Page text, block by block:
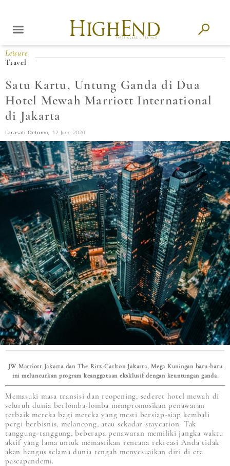
Leisure
Travel
Satu Kartu, Untung Ganda di Dua
Hotel Mewah Marriott International
di Jakarta
Larasati Oetomo, 12 June 2020
JW Marriott Jakarta dan The Ritz-Carlton Jakarta, Mega Kuningan baru-baru
ini meluncurkan program keanggotaan eksklusif dengan keuntungan ganda.
Memasuki masa transisi dan reopening, sederet hotel mewah di
seluruh dunia berlomba-lomba mempromosikan penawaran
terbaik mereka bagi mereka yang mesti bersiap-siap kembali
pergi berbisnis, melancong, atau sekadar staycation. Tak
tanggung-tanggung, beberapa penawaran memiliki jangka waktu
aktif yang lama untuk memastikan rencana rekreasi Anda tidak
akan hangus selama dunia tengah menyesuaikan diri di era
pascapandemi.